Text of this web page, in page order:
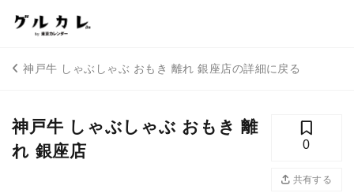
神戸牛 しゃぶしゃぶ おもき 離れ 銀座店の詳細に戻る
神戸牛 しゃぶしゃぶ おもき 離
れ 銀座店
0
共有する